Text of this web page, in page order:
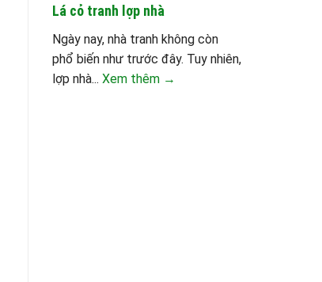
Lá cỏ tranh lợp nhà
Ngày nay, nhà tranh không còn
phổ biến như trước đây. Tuy nhiên,
lợp nhà... Xem thêm →